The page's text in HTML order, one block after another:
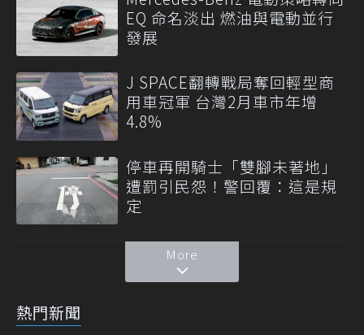
EQ 命名淡出 燃油與電動並行
發展
J SPACE翻轉戰局奪回輕型商
用車冠軍 台灣2月車市年增
4.8%
停車再開騎士「雙腳未著地」
遭罰引民怨！警回覆：這是規
定
More
熱門新聞